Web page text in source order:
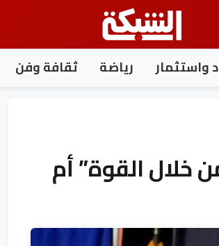
واستثمار رياضة ثقافة وفن
خلال القوة” أم